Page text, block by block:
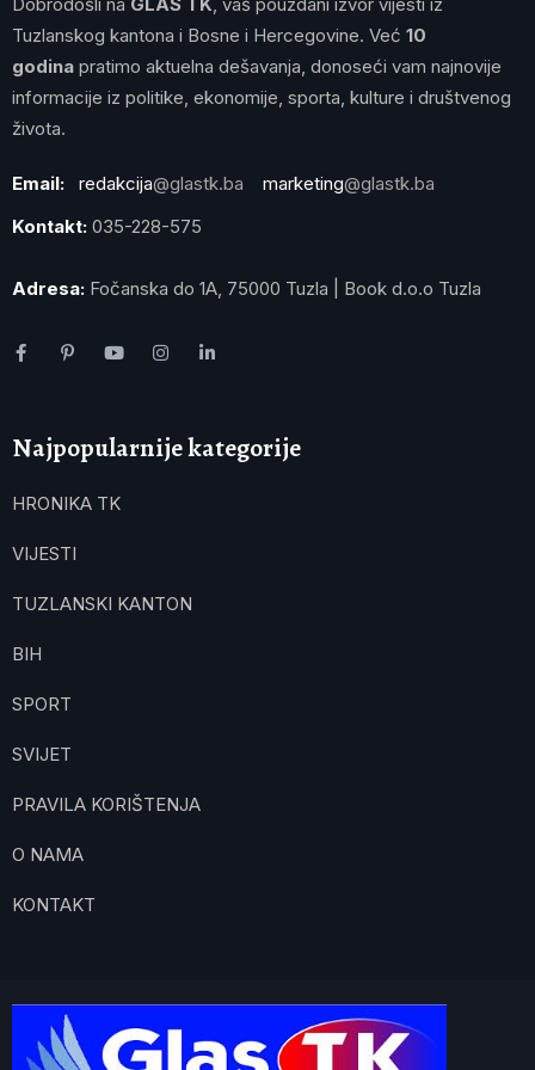
Tuzlanskog kantona i Bosne i Hercegovine. Već 10
godina pratimo aktuelna dešavanja, donoseći vam najnovije
informacije iz politike, ekonomije, sporta, kulture i društvenog
života.
Email: redakcija@glastk.ba marketing@glastk.ba
Kontakt: 035-228-575
Adresa: Fočanska do 1A, 75000 Tuzla | Book d.o.o Tuzla
Najpopularnije kategorije
HRONIKA TK
VIJESTI
TUZLANSKI KANTON
BIH
SPORT
SVIJET
PRAVILA KORIŠTENJA
O NAMA
KONTAKT